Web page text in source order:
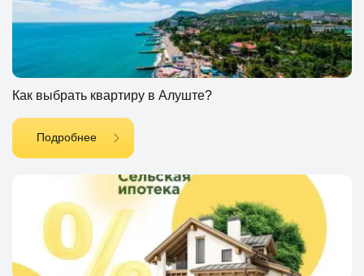
Как выбрать квартиру в Алуште?
Подробнее